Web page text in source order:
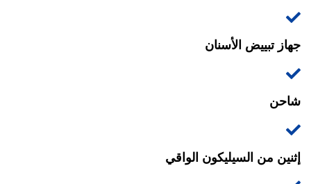
جهاز تبييض الأسنان
شاحن
إثنين من السيليكون الواقي